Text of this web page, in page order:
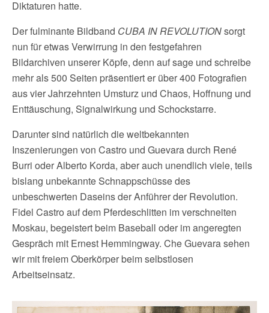
Diktaturen hatte.
Der fulminante Bildband CUBA IN REVOLUTIONsorgt
nun für etwas Verwirrung in den festgefahren
Bildarchiven unserer Köpfe, denn auf sage und schreibe
mehr als 500 Seiten präsentiert er über 400 Fotografien
aus vier Jahrzehnten Umsturz und Chaos, Hoffnung und
Enttäuschung, Signalwirkung und Schockstarre.
Darunter sind natürlich die weltbekannten
Inszenierungen von Castro und Guevara durch René
Burri oder Alberto Korda, aber auch unendlich viele, teils
bislang unbekannte Schnappschüsse des
unbeschwerten Daseins der Anführer der Revolution.
Fidel Castro auf dem Pferdeschlitten im verschneiten
Moskau, begeistert beim Baseball oder im angeregten
Gespräch mit Ernest Hemmingway. Che Guevara sehen
wir mit freiem Oberkörper beim selbstlosen
Arbeitseinsatz.